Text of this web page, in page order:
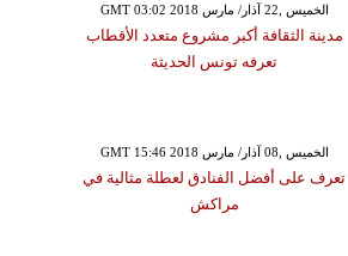
GMT 03:02 2018 الخميس ,22 آذار/ مارس
مدينة الثقافة أكبر مشروع متعدد الأقطاب
تعرفه تونس الحديثة
GMT 15:46 2018 الخميس ,08 آذار/ مارس
تعرف على أفضل الفنادق لعطلة مثالية في
مراكش